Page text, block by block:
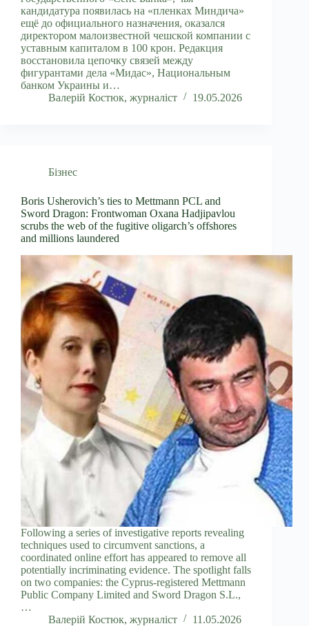
кандидатура появилась на «пленках Миндича»
ещё до официального назначения, оказался
директором малоизвестной чешской компании с
уставным капиталом в 100 крон. Редакция
восстановила цепочку связей между
фигурантами дела «Мидас», Национальным
банком Украины и…
Валерій Костюк, журналіст
19.05.2026
Бізнес
Boris Usherovich’s ties to Mettmann PCL and
Sword Dragon: Frontwoman Oxana Hadjipavlou
scrubs the web of the fugitive oligarch’s offshores
and millions laundered
Following a series of investigative reports revealing
techniques used to circumvent sanctions, a
coordinated online effort has appeared to remove all
potentially incriminating evidence. The spotlight falls
on two companies: the Cyprus-registered Mettmann
Public Company Limited and Sword Dragon S.L.,
…
Валерій Костюк, журналіст
11.05.2026